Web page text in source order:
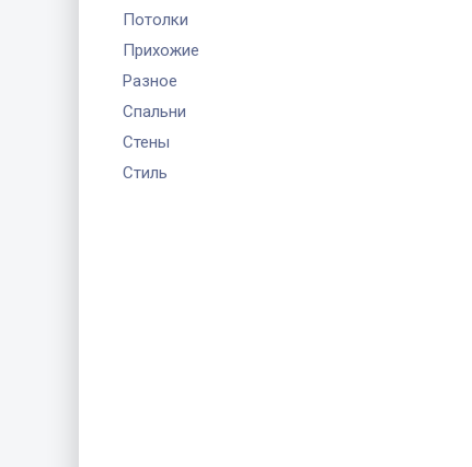
Потолки
Прихожие
Разное
Спальни
Стены
Стиль